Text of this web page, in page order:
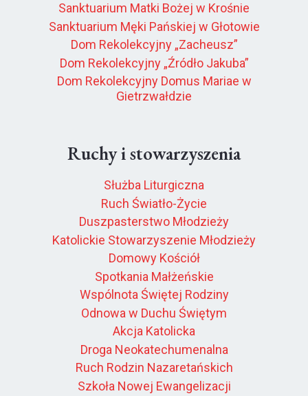
Sanktuarium Matki Bożej w Krośnie
Sanktuarium Męki Pańskiej w Głotowie
Dom Rekolekcyjny „Zacheusz”
Dom Rekolekcyjny „Źródło Jakuba”
Dom Rekolekcyjny Domus Mariae w
Gietrzwałdzie
Ruchy i stowarzyszenia
Służba Liturgiczna
Ruch Światło-Życie
Duszpasterstwo Młodzieży
Katolickie Stowarzyszenie Młodzieży
Domowy Kościół
Spotkania Małżeńskie
Wspólnota Świętej Rodziny
Odnowa w Duchu Świętym
Akcja Katolicka
Droga Neokatechumenalna
Ruch Rodzin Nazaretańskich
Szkoła Nowej Ewangelizacji